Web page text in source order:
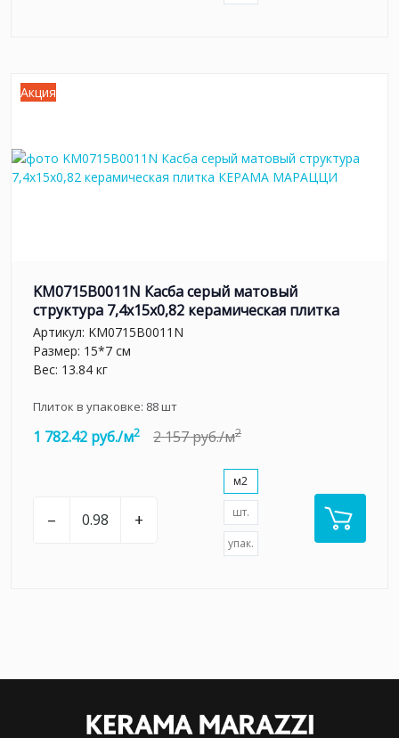
Акция
KM0715B0011N Касба серый матовый
структура 7,4x15x0,82 керамическая плитка
Артикул: KM0715B0011N
Размер: 15*7 см
Вес: 13.84 кг
Плиток в упаковке: 88шт
1 782.42 руб./м2 2 157 руб./м2
– +
м2
шт.
упак.